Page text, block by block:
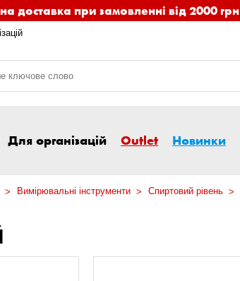
доставка при замовленні від 2000 грн
Для організацій Outlet Новинки
Вимірювальні інструменти Спиртовий рівень